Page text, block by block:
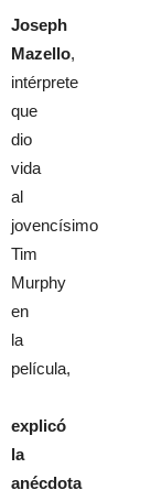
Joseph
Mazello,
intérprete
que
dio
vida
al
jovencísimo
Tim
Murphy
en
la
película,
explicó
la
anécdota